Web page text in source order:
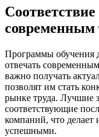
современным
Программы обучения
отвечать
важно получать
позволят им стать
рынке труда. Лучшие
соответствующие
компаний, что
успешными.